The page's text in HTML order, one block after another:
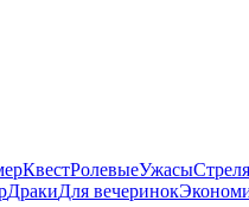
КвестРолевыеУжасы
ДракиДля вечеринок